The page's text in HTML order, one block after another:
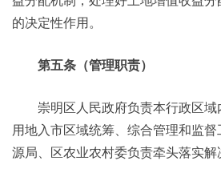
的决定性作用。
第五条（管理职责）
崇明区人民政府负责本行政区域
用地入市区域统筹、综合管理和监
源局、区农业农村委负责牵头落实解